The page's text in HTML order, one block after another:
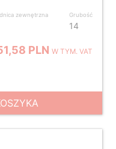
zewnętrzna Grubość
14
PLNW TYM. VAT